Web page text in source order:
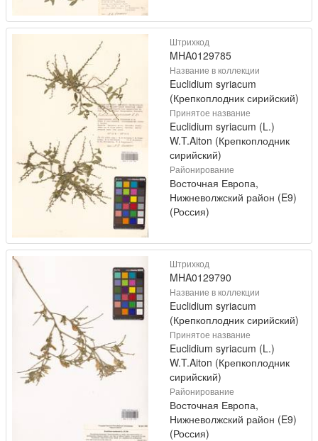
Штрихкод
MHA0129785
Название в коллекции
Euclidium syriacum
(Крепкоплодник сирийский)
Принятое название
Euclidium syriacum (L.)
W.T.Aiton (Крепкоплодник
сирийский)
Районирование
Восточная Европа,
Нижневолжский район (E9)
(Россия)
Штрихкод
MHA0129790
Название в коллекции
Euclidium syriacum
(Крепкоплодник сирийский)
Принятое название
Euclidium syriacum (L.)
W.T.Aiton (Крепкоплодник
сирийский)
Районирование
Восточная Европа,
Нижневолжский район (E9)
(Россия)